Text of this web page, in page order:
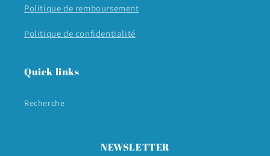
Politique de remboursement
Politique de confidentialité
Quick links
Recherche
NEWSLETTER